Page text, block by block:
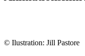
© Ilustration: Jill Pastore